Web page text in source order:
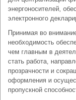
энергоносителей,
электронного
Принимая во
необходимость
чем главным в
стать работа,
прозрачности и
оформления и
пропускной